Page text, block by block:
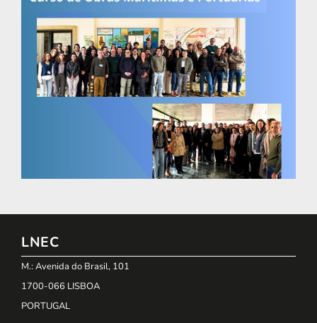
LNEC
M.: Avenida do Brasil, 101
1700-066 LISBOA
PORTUGAL